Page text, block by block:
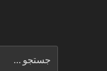
برای